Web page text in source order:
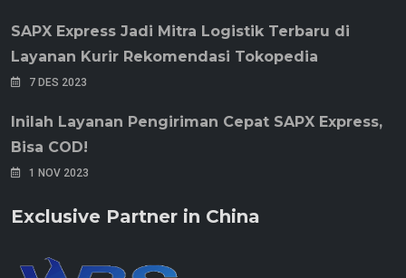
SAPX Express Jadi Mitra Logistik Terbaru di
Layanan Kurir Rekomendasi Tokopedia
7 DES 2023
Inilah Layanan Pengiriman Cepat SAPX Express,
Bisa COD!
1 NOV 2023
Exclusive Partner in China